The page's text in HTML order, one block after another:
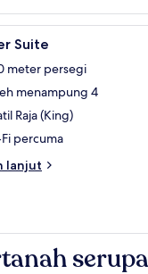
Suite
meter persegi
menampung 4
Raja (King)
percuma
lanjut
serupa